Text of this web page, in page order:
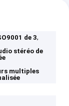
de 3,
stéréo de
multiples